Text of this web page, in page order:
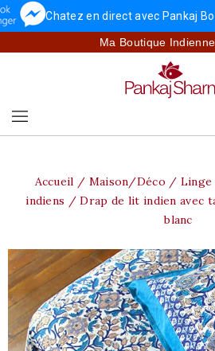
Chatez en direct avec Pankaj
Ma Boutique
Accueil Maison/Déco
Linge
indiens
Drap de lit indien avec
blanc